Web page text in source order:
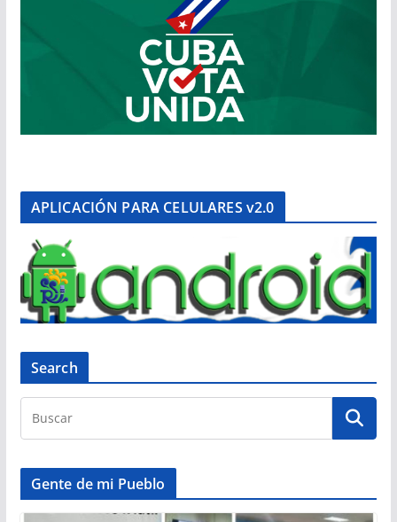
APLICACIÓN PARA CELULARES v2.0
Search
Gente de mi Pueblo